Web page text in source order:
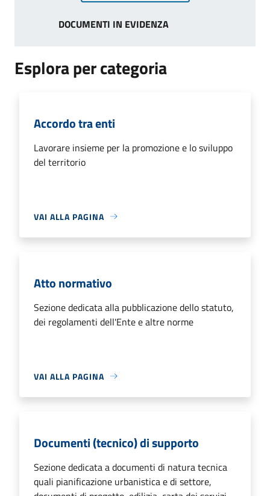
DOCUMENTI IN EVIDENZA
Esplora per categoria
Accordo tra enti
Lavorare insieme per la promozione e lo sviluppo
del territorio
VAI ALLA PAGINA
Atto normativo
Sezione dedicata alla pubblicazione dello statuto,
dei regolamenti dell'Ente e altre norme
VAI ALLA PAGINA
Documenti (tecnico) di supporto
Sezione dedicata a documenti di natura tecnica
quali pianificazione urbanistica e di settore,